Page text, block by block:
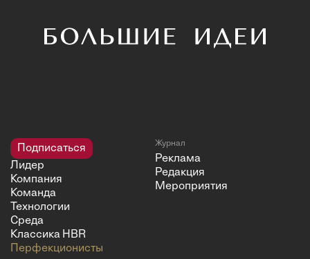
Подписаться
Лидер
Компания
Команда
Технологии
Среда
Классика HBR
Перфекционисты
Журнал
Реклама
Редакция
Мероприятия